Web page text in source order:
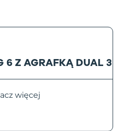
6 Z AGRAFKĄ DUAL 3
więcej